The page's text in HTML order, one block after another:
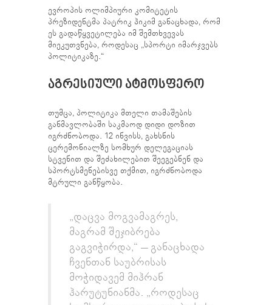
ევროპის ოლიმპიური კომიტეტის
პრეზიდენტმა პატრიკ ჰიკიმ განაცხადა, რომ
ეს გადაწყვეტილება იმ შემთხვევას
მიეკუთვნება, როდესაც „სპორტი იმარჯვებს
პოლიტიკაზე.“
ᲐᲒᲠᲔᲡᲘᲣᲚᲘ ᲐᲢᲛᲝᲡᲤᲔᲠᲝ
თუმცა, პოლიტიკა მთელი თამაშების
განმავლობაში საკმაოდ დიდი დოზით
იგრძნობოდა. 12 ინვისს, გახსნის
ცერემონიალზე სომხურ დელეგაციას
სტვენით და შეძახილებით შეეგებნენ და
სპორტსმენებისვე თქმით, იგრძნობოდა
მტრული განწყობა.
„დაცვა მოგვამაგრეს,
მაგრამ შეჯიბრება
გაგვიჭირდა,“ – განაცხადა
ჩვენთან საუბრისას
მოჭიდავემ მიჰრან
ჰარუტუნიანმა. „როდესაც